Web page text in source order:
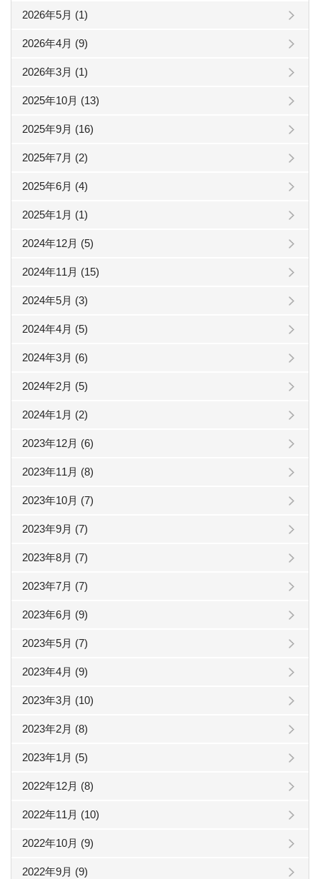
2026年5月 (1)
2026年4月 (9)
2026年3月 (1)
2025年10月 (13)
2025年9月 (16)
2025年7月 (2)
2025年6月 (4)
2025年1月 (1)
2024年12月 (5)
2024年11月 (15)
2024年5月 (3)
2024年4月 (5)
2024年3月 (6)
2024年2月 (5)
2024年1月 (2)
2023年12月 (6)
2023年11月 (8)
2023年10月 (7)
2023年9月 (7)
2023年8月 (7)
2023年7月 (7)
2023年6月 (9)
2023年5月 (7)
2023年4月 (9)
2023年3月 (10)
2023年2月 (8)
2023年1月 (5)
2022年12月 (8)
2022年11月 (10)
2022年10月 (9)
2022年9月 (9)